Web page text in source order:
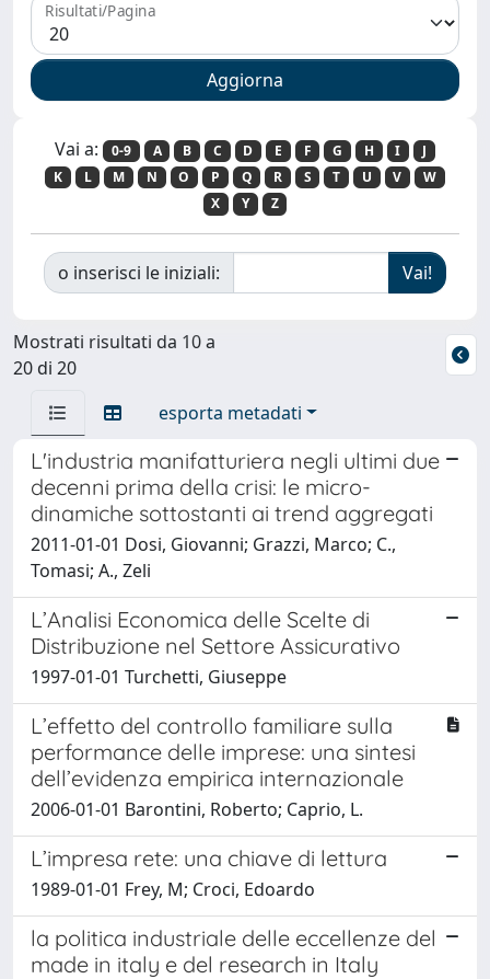
Risultati/Pagina
Vai a: 0-9 A B C D E F G H I
J
K
L M N O P Q R S T U V
W
X
Y Z
o inserisci le iniziali:
Mostrati risultati da 10 a
20 di 20
esporta metadati
L'industria manifatturiera negli ultimi due
decenni prima della crisi: le micro-
dinamiche sottostanti ai trend aggregati
2011-01-01 Dosi, Giovanni; Grazzi, Marco; C.,
Tomasi; A., Zeli
L’Analisi Economica delle Scelte di
Distribuzione nel Settore Assicurativo
1997-01-01 Turchetti, Giuseppe
L’effetto del controllo familiare sulla
performance delle imprese: una sintesi
dell’evidenza empirica internazionale
2006-01-01 Barontini, Roberto; Caprio, L.
L’impresa rete: una chiave di lettura
1989-01-01 Frey, M; Croci, Edoardo
la politica industriale delle eccellenze del
made in italy e del research in Italy